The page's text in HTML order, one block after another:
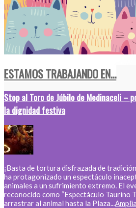
ESTAMOS TRABAJANDO EN...
Stop al Toro de Júbilo de Medinaceli –
la dignidad festiva
¡Basta de tortura disfrazada de
ha protagonizado un espectáculo
animales a un sufrimiento extremo. El
reconocido como “Espectáculo Taurino
arrastrar al animal hasta la Plaza...